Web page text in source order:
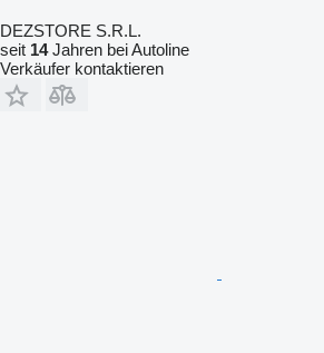
DEZSTORE S.R.L.
seit 14Jahren bei Autoline
Verkäufer kontaktieren